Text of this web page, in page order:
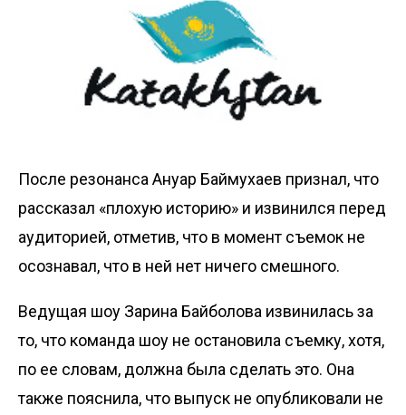
После резонанса Ануар Баймухаев признал, что
рассказал «плохую историю» и извинился перед
аудиторией, отметив, что в момент съемок не
осознавал, что в ней нет ничего смешного.
Ведущая шоу Зарина Байболова извинилась за
то, что команда шоу не остановила съемку, хотя,
по ее словам, должна была сделать это. Она
также пояснила, что выпуск не опубликовали не